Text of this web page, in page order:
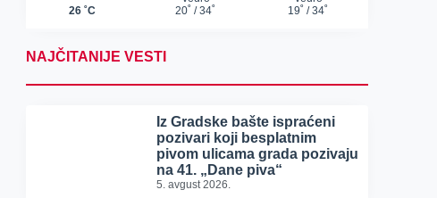
NAJČITANIJE VESTI
Iz Gradske bašte ispraćeni
pozivari koji besplatnim
pivom ulicama grada pozivaju
na 41. „Dane piva“
5. avgust 2026.